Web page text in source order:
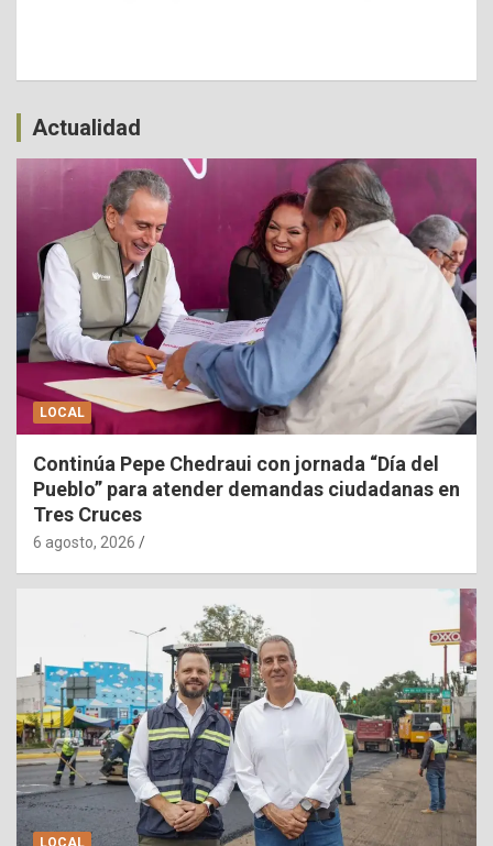
Actualidad
LOCAL
Continúa Pepe Chedraui con jornada “Día del
Pueblo” para atender demandas ciudadanas en
Tres Cruces
6 agosto, 2026
LOCAL